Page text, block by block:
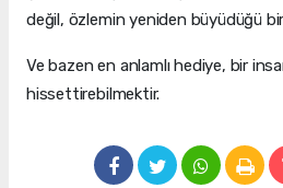
değil, özlemin yeniden büyüdüğü
Ve bazen en anlamlı hediye, bir
hissettirebilmektir.